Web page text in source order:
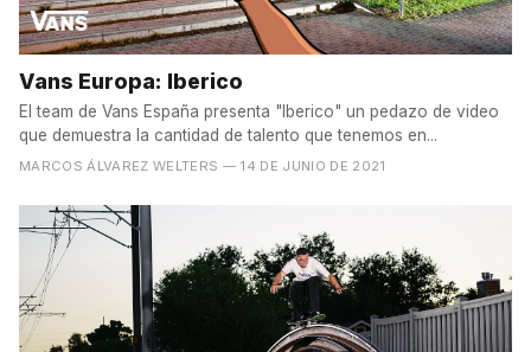
Vans Europa: Iberico
El team de Vans España presenta "Iberico" un pedazo de video
que demuestra la cantidad de talento que tenemos en...
MARCOS ÁLVAREZ WELTERS — 14 DE JUNIO DE 2021